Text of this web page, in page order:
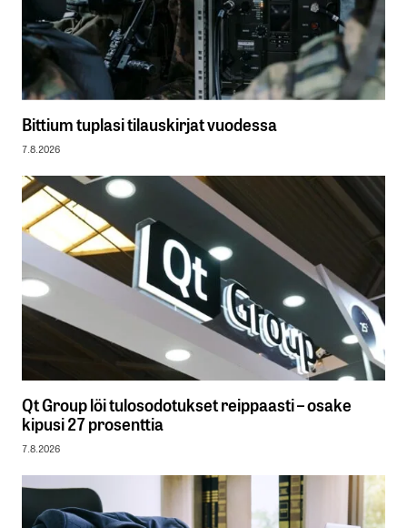
Bittium tuplasi tilauskirjat vuodessa
7.8.2026
Qt Group löi tulosodotukset reippaasti – osake
kipusi 27 prosenttia
7.8.2026